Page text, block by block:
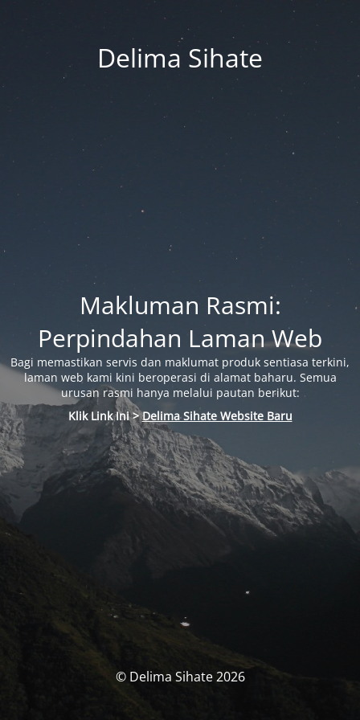
Delima Sihate
Makluman Rasmi:
Perpindahan Laman Web
Bagi memastikan servis dan maklumat produk sentiasa terkini,
laman web kami kini beroperasi di alamat baharu. Semua
urusan rasmi hanya melalui pautan berikut:
Klik Link Ini >Delima Sihate Website Baru
© Delima Sihate 2026